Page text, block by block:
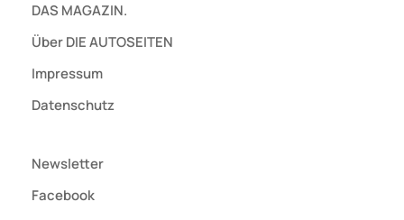
DAS MAGAZIN.
Über DIE AUTOSEITEN
Impressum
Datenschutz
Newsletter
Facebook